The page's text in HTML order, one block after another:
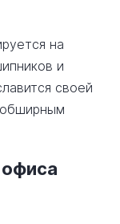
на
и
своей
обширным